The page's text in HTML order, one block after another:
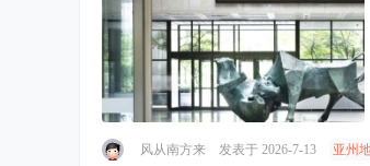
风从南方来 发表于 2026-7-13 亚州